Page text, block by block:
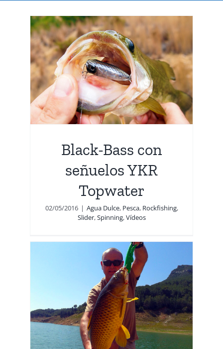
Black-Bass con
señuelos YKR
Topwater
02/05/2016 | Agua Dulce, Pesca, Rockfishing,
Slider,Spinning,Vídeos